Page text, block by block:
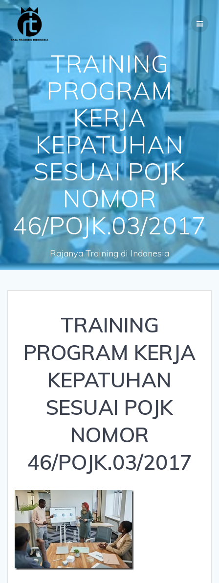
TRAINING
PROGRAM
KERJA
KEPATUHAN
SESUAI POJK
NOMOR
46/POJK.03/2017
Rajanya Training di Indonesia
TRAINING
PROGRAM KERJA
KEPATUHAN
SESUAI POJK
NOMOR
46/POJK.03/2017